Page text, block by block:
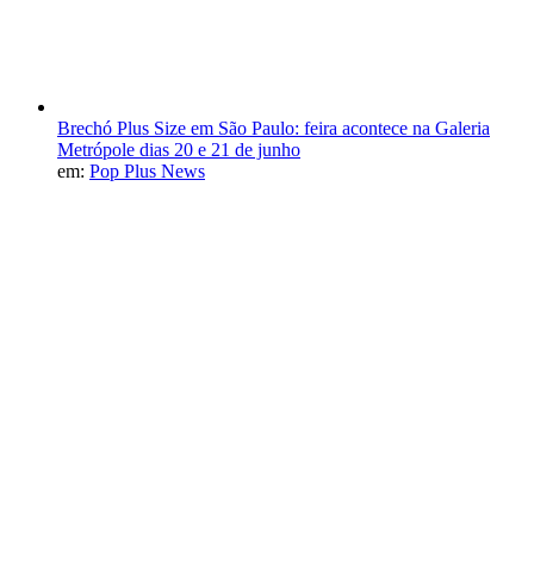
Brechó Plus Size em São Paulo: feira acontece na Galeria
Metrópole dias 20 e 21 de junho
em: Pop Plus News